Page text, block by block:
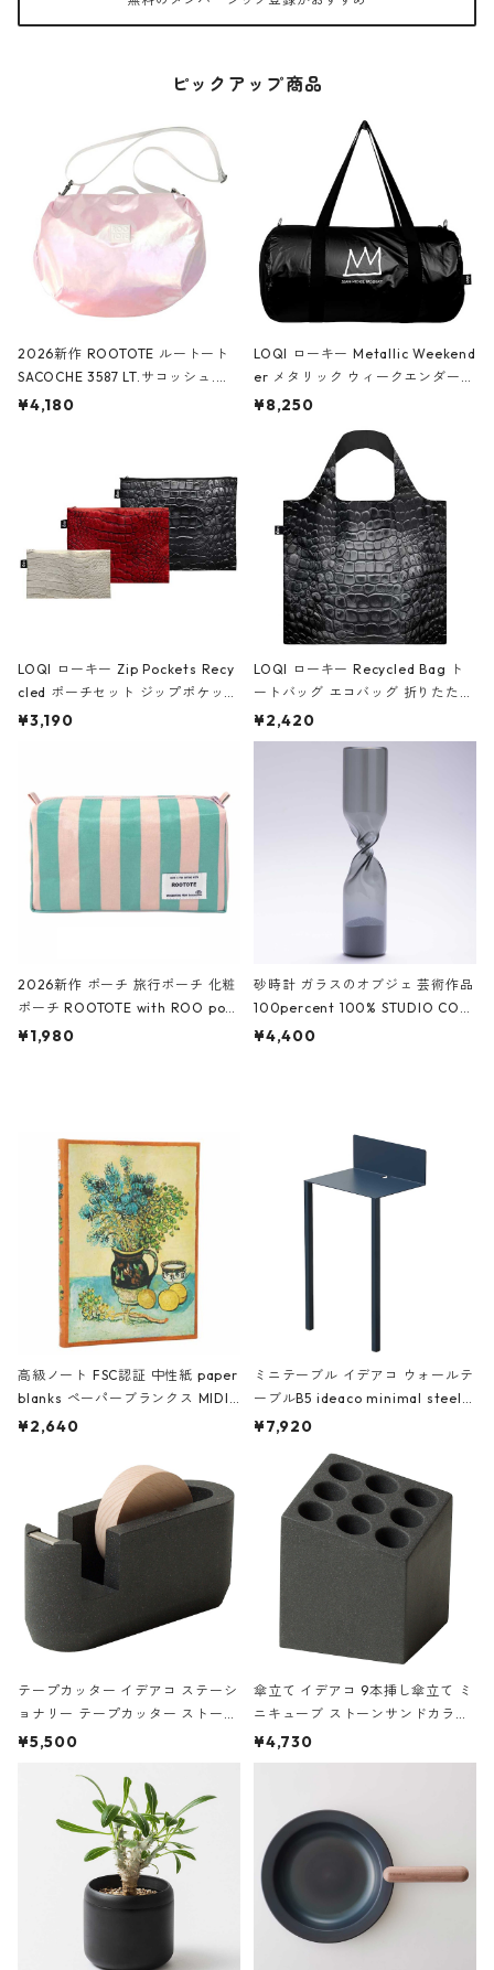
ピックアップ商品
2026新作 ROOTOTE ルートート
SACOCHE 3587 LT.サコッシュ.ル
ミエ-B ショルダーバッグ グロスピ
¥4,180
LOQI ローキー Metallic Weekend
er メタリック ウィークエンダー
ボストンバッグ ショルダーバッグ
Black ジャン=ミッシェル・バスキ
ア/クラウン ブラック
¥8,250
LOQI ローキー Zip Pockets Recy
cled ポーチセット ジップポケット
ファスナーポーチ 撥水加工 トラベ
ーガンディー、オフホワイト
¥3,190
LOQI ローキー Recycled Bag ト
ートバッグ エコバッグ 折りたたみ
大きめ 撥水加工 収納ポーチ CRO
CODILE/Black クロコダイル/ブラ
¥2,420
2026新作 ポーチ 旅行ポーチ 化粧
ポーチ ROOTOTE with ROO pou
ch 3532 ルートート WR.ポーチ.ラ
¥1,980
砂時計 ガラスのオブジェ 芸術作品
100percent 100% STUDIO COH
AKU Timeless 100パーセント ス
¥4,400
高級ノート FSC認証 中性紙 paper
blanks ペーパーブランクス MIDI
ハードカバー 罫線 ヴァン・ゴッホ
¥2,640
ミニテーブル イデアコ ウォールテ
ーブルB5 ideaco minimal steel f
urniture WALL Table B5 ネイビー
¥7,920
テープカッター イデアコ ステーシ
ョナリー テープカッター ストーン
サンドカラー 石調 ideaco Station
¥5,500
傘立て イデアコ 9本挿し傘立て ミ
ニキューブ ストーンサンドカラー
石調 ideaco Umbrella Stand CUB
E ストーンサンドブラック
¥4,730